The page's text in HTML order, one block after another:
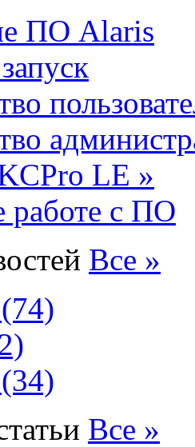
ПО Alaris
LE »
работе с ПО
Все »
Все »